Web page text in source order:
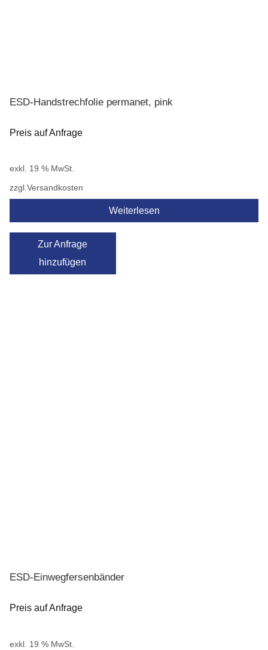
ESD-Handstrechfolie permanet, pink
Preis auf Anfrage
exkl. 19 % MwSt.
zzgl.Versandkosten
Weiterlesen
Zur Anfrage
hinzufügen
ESD-Einwegfersenbänder
Preis auf Anfrage
exkl. 19 % MwSt.